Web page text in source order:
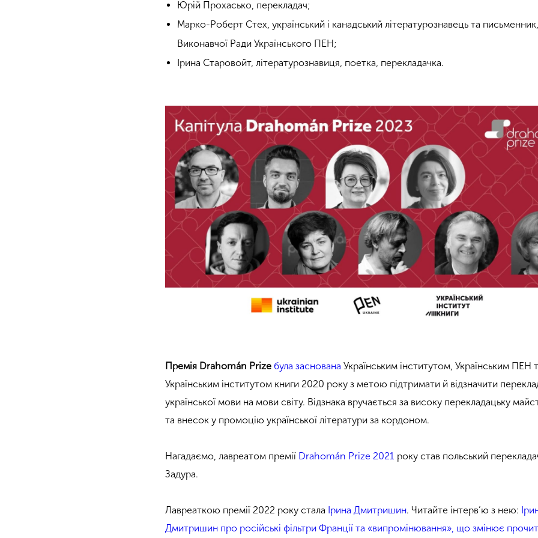
Юрій Прохасько, перекладач;
Марко-Роберт Стех, український і канадський літературознавець та
Виконавчої Ради Українського ПЕН;
Ірина Старовойт, літературознавиця, поетка, перекладачка.
Премія Drahomán Prize була заснована Українським інститутом, Українським ПЕН
Українським інститутом книги 2020 року з метою підтримати й відзначити
української мови на мови світу. Відзнака вручається за високу перекладацьку
та внесок у промоцію української літератури за кордоном.
Нагадаємо, лавреатом премії Drahomán Prize 2021 року став польський
Задура.
Лавреаткою премії 2022 року стала Ірина Дмитришин. Читайте інтерв’ю з нею:
Дмитришин про російські фільтри Франції та «випромінювання», що змінює